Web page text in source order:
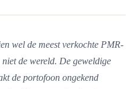
wel de meest verkochte PMR-
de wereld. De geweldige
de portofoon ongekend